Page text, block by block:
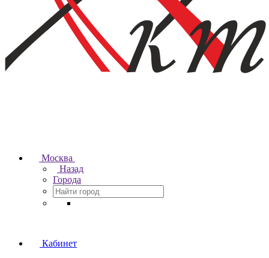
Москва
Назад
Города
Кабинет